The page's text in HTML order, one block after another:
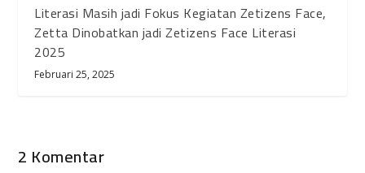
Literasi Masih jadi Fokus Kegiatan Zetizens Face,
Zetta Dinobatkan jadi Zetizens Face Literasi
2025
Februari 25, 2025
2 Komentar